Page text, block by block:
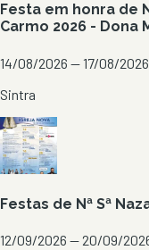
Festa em honra de
Carmo 2026 - Dona
14/08/2026 — 17/08/2026
Sintra
Festas de Nª Sª
12/09/2026 — 20/09/